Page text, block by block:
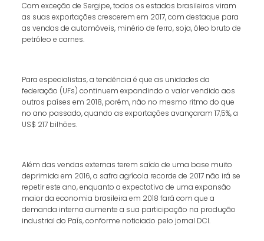
Com exceção de Sergipe, todos os estados brasileiros viram
as suas exportações crescerem em 2017, com destaque para
as vendas de automóveis, minério de ferro, soja, óleo bruto de
petróleo e carnes.
Para especialistas, a tendência é que as unidades da
federação (UFs) continuem expandindo o valor vendido aos
outros países em 2018, porém, não no mesmo ritmo do que
no ano passado, quando as exportações avançaram 17,5%, a
US$ 217 bilhões.
Além das vendas externas terem saído de uma base muito
deprimida em 2016, a safra agrícola recorde de 2017 não irá se
repetir este ano, enquanto a expectativa de uma expansão
maior da economia brasileira em 2018 fará com que a
demanda interna aumente a sua participação na produção
industrial do País, conforme noticiado pelo jornal DCI.